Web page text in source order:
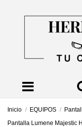
Inicio EQUIPOS
Pantalla Lumene Majestic